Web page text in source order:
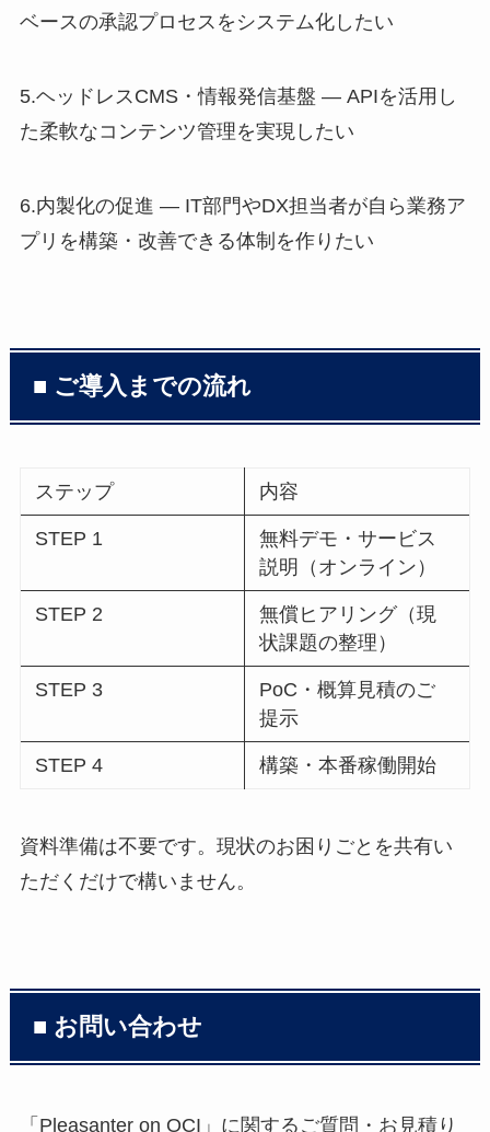
ベースの承認プロセスをシステム化したい
5.ヘッドレスCMS・情報発信基盤 — APIを活用し
た柔軟なコンテンツ管理を実現したい
6.内製化の促進 — IT部門やDX担当者が自ら業務ア
プリを構築・改善できる体制を作りたい
■ ご導入までの流れ
ステップ 内容
STEP 1
無料デモ・サービス
説明（オンライン）
STEP 2
無償ヒアリング（現
状課題の整理）
STEP 3
PoC・概算見積のご
提示
STEP 4 構築・本番稼働開始
資料準備は不要です。現状のお困りごとを共有い
ただくだけで構いません。
■ お問い合わせ
「Pleasanter on OCI」に関するご質問・お見積り